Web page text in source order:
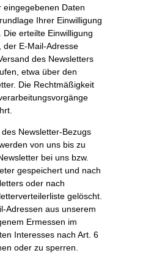
eingegebenen Daten
Ihrer Einwilligung
erteilte Einwilligung
der E-Mail-Adresse
des Newsletters
etwa über den
Die Rechtmäßigkeit
Newsletter-Bezugs
von uns bis zu
bei uns bzw.
gespeichert und nach
oder nach
gelöscht.
Adressen aus unserem
Ermessen im
Interesses nach Art. 6
oder zu sperren.